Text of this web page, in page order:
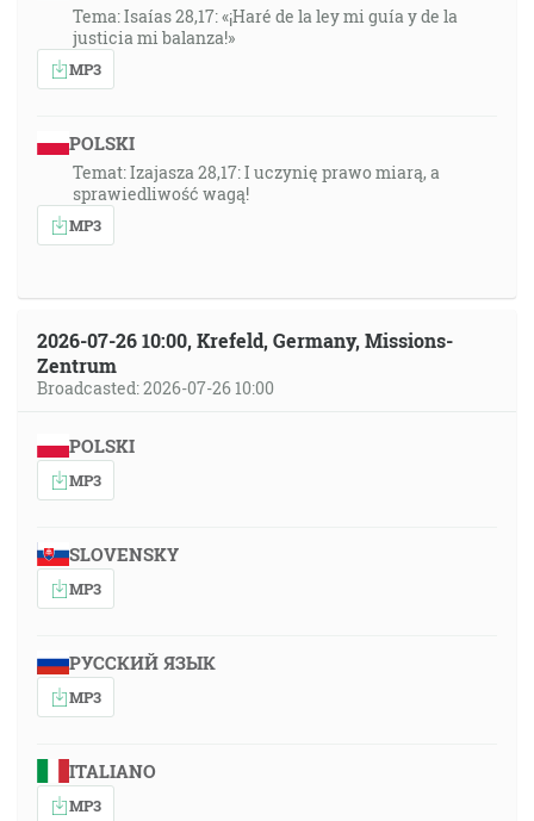
Tema: Isaías 28,17: «¡Haré de la ley mi guía y de la
justicia mi balanza!»
MP3
POLSKI
Temat: Izajasza 28,17: I uczynię prawo miarą, a
sprawiedliwość wagą!
MP3
2026-07-26 10:00, Krefeld, Germany, Missions-
Zentrum
Broadcasted: 2026-07-26 10:00
POLSKI
MP3
SLOVENSKY
MP3
РУССКИЙ ЯЗЫК
MP3
ITALIANO
MP3